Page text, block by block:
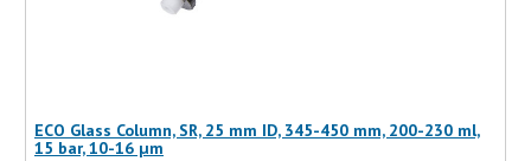
ECO Glass Column, SR, 25 mm ID, 345-450 mm, 200-230 ml,
15 bar, 10-16 µm